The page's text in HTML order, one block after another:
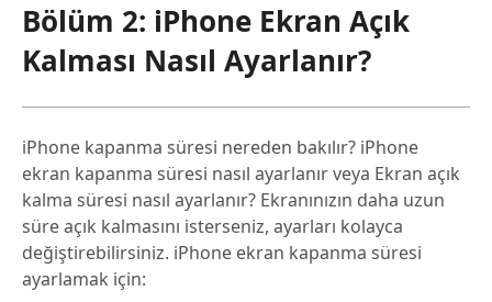
Bölüm 2: iPhone Ekran Açık
Kalması Nasıl Ayarlanır?
iPhone kapanma süresi nereden bakılır? iPhone
ekran kapanma süresi nasıl ayarlanır veya Ekran açık
kalma süresi nasıl ayarlanır? Ekranınızın daha uzun
süre açık kalmasını isterseniz, ayarları kolayca
değiştirebilirsiniz. iPhone ekran kapanma süresi
ayarlamak için: